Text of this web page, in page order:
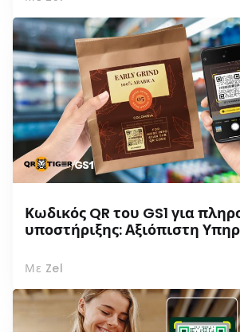
Κωδικός QR του GS1 για
υποστήριξης: Αξιόπιστη
Με Zel